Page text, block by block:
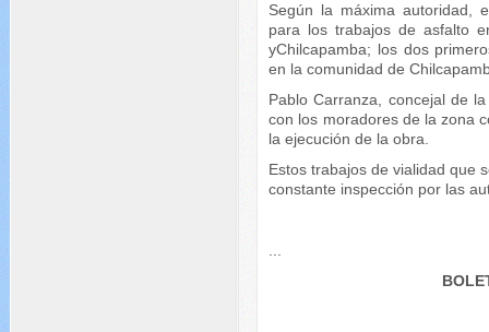
Según la máxima autoridad,
para los trabajos de asfalto
yChilcapamba; los dos
en la comunidad de
Pablo Carranza, concejal de
con los moradores de la zona
la ejecución de la obra.­­­­
Estos trabajos de vialidad que
constante inspección por las